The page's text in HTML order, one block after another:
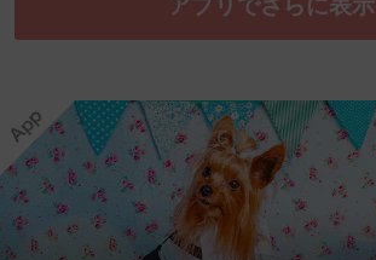
アプリでさらに表示